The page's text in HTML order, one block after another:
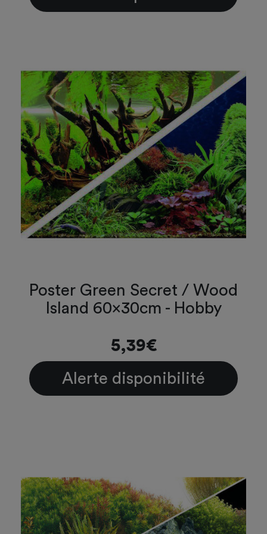
Poster Green Secret / Wood
Island 60x30cm - Hobby
5,39€
Alerte disponibilité